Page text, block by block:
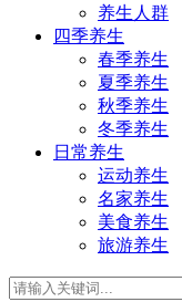
养生人群
四季养生
春季养生
夏季养生
秋季养生
冬季养生
日常养生
运动养生
名家养生
美食养生
旅游养生